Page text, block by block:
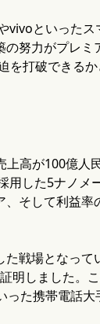
vivoといったス
努力がプレミ
を打破できる
高が100億人
用した5ナノメ
そして利益率
戦場となって
明しました。
った携帯電話大